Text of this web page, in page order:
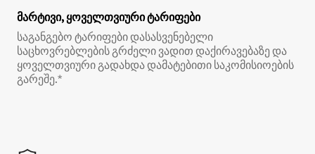
მარტივი, ყოველთვიური ტარიფები
საგანგებო ტარიფები დასასვენებელი
საცხოვრებლების გრძელი ვადით დაქირავებაზე და
ყოველთვიური გადახდა დამატებითი საკომისიოების
გარეშე.*